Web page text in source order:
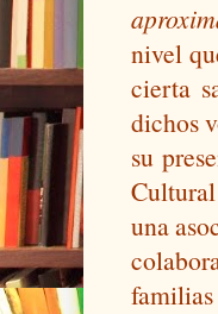
nivel
cierta
dichos
su
una
familias